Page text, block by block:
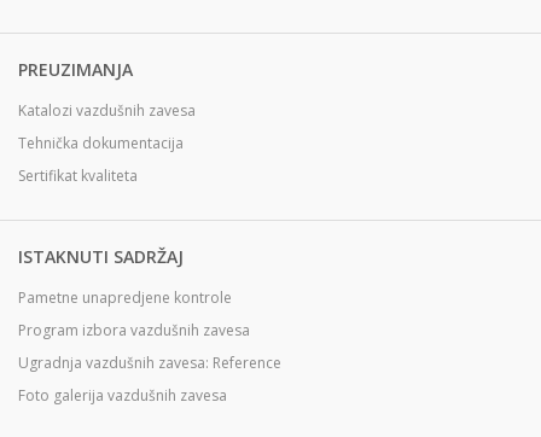
PREUZIMANJA
Katalozi vazdušnih zavesa
Tehnička dokumentacija
Sertifikat kvaliteta
ISTAKNUTI SADRŽAJ
Pametne unapredjene kontrole
Program izbora vazdušnih zavesa
Ugradnja vazdušnih zavesa: Reference
Foto galerija vazdušnih zavesa